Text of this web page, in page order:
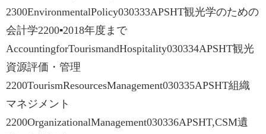
2300EnvironmentalPolicy030333APSHT観光学のための
会計学2200▪2018年度まで
AccountingforTourismandHospitality030334APSHT観光
資源評価・管理
2200TourismResourcesManagement030335APSHT組織
マネジメント
2200OrganizationalManagement030336APSHT,CSM遺